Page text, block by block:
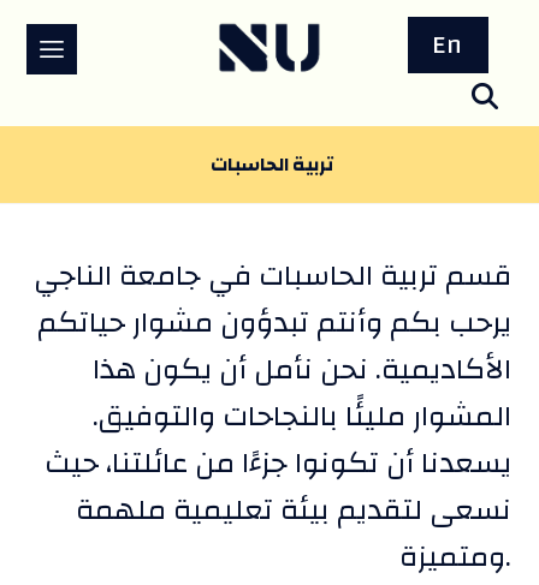
En
تربية الحاسبات
قسم تربية الحاسبات في جامعة الناجي
يرحب بكم وأنتم تبدؤون مشوار حياتكم
الأكاديمية. نحن نأمل أن يكون هذا
المشوار مليئًا بالنجاحات والتوفيق.
يسعدنا أن تكونوا جزءًا من عائلتنا، حيث
نسعى لتقديم بيئة تعليمية ملهمة
ومتميزة.